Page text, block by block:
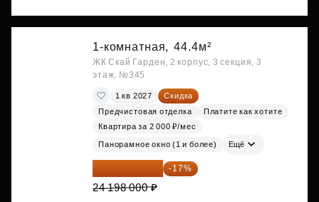
1-комнатная, 44.4м²
ЖК Скай Гарден, 2 корпус, 3 секция, 3
этаж, №345
1 кв 2027
Скидка
Предчистовая отделка
Платите как хотите
Квартира за 2 000 ₽/мес
Панорамное окно (1 и более) Ещё
20 084 340 ₽ -17%
24 198 000 ₽